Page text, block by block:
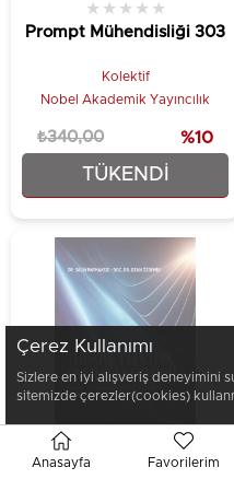
TÜKENDI
Prompt Mühendisliği 303
★ ★ ★ ★ ★
Kolektif
Nobel Akademik Yayıncılık
₺306,00
₺340,00 %10
★ ★★
Çerez Kullanımı
Sizlere en iyi alışveriş deneyimini
sitemizde çerezler(cookies)
Anasayfa Favorilerim